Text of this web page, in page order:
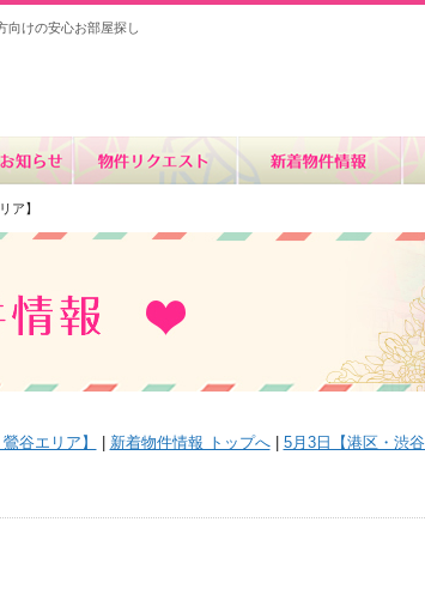
向けの安心お部屋探し
ア】
谷エリア】 新着物件情報 トップへ| 5月3日【港区・渋谷